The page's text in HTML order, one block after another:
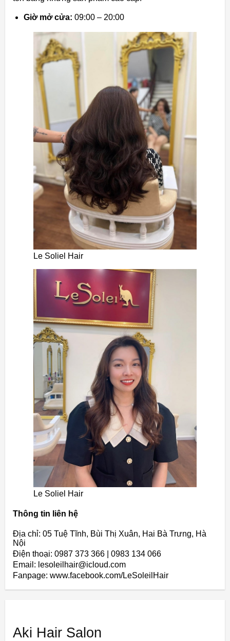
Giờ mở cửa: 09:00 – 20:00
Le Soliel Hair
Le Soliel Hair
Thông tin liên hệ
Địa chỉ: 05 Tuệ Tĩnh, Bùi Thị Xuân, Hai Bà Trưng, Hà
Nội
Điện thoại: 0987 373 366 | 0983 134 066
Email: lesoleilhair@icloud.com
Fanpage: www.facebook.com/LeSoleilHair
Aki Hair Salon